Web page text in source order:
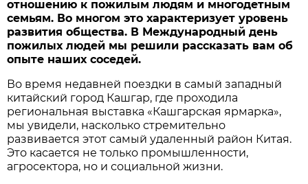
отношению к пожилым людям и многодетным
семьям. Во многом это характеризует уровень
развития общества. В Международный день
пожилых людей мы решили рассказать вам об
опыте наших соседей.
Во время недавней поездки в самый западный
китайский город Кашгар, где проходила
региональная выставка «Кашгарская ярмарка»,
мы увидели, насколько стремительно
развивается этот самый удаленный район Китая.
Это касается не только промышленности,
агросектора, но и социальной жизни.